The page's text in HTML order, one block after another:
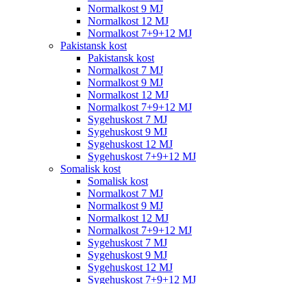
Normalkost 9 MJ
Normalkost 12 MJ
Normalkost 7+9+12 MJ
Pakistansk kost
Pakistansk kost
Normalkost 7 MJ
Normalkost 9 MJ
Normalkost 12 MJ
Normalkost 7+9+12 MJ
Sygehuskost 7 MJ
Sygehuskost 9 MJ
Sygehuskost 12 MJ
Sygehuskost 7+9+12 MJ
Somalisk kost
Somalisk kost
Normalkost 7 MJ
Normalkost 9 MJ
Normalkost 12 MJ
Normalkost 7+9+12 MJ
Sygehuskost 7 MJ
Sygehuskost 9 MJ
Sygehuskost 12 MJ
Sygehuskost 7+9+12 MJ